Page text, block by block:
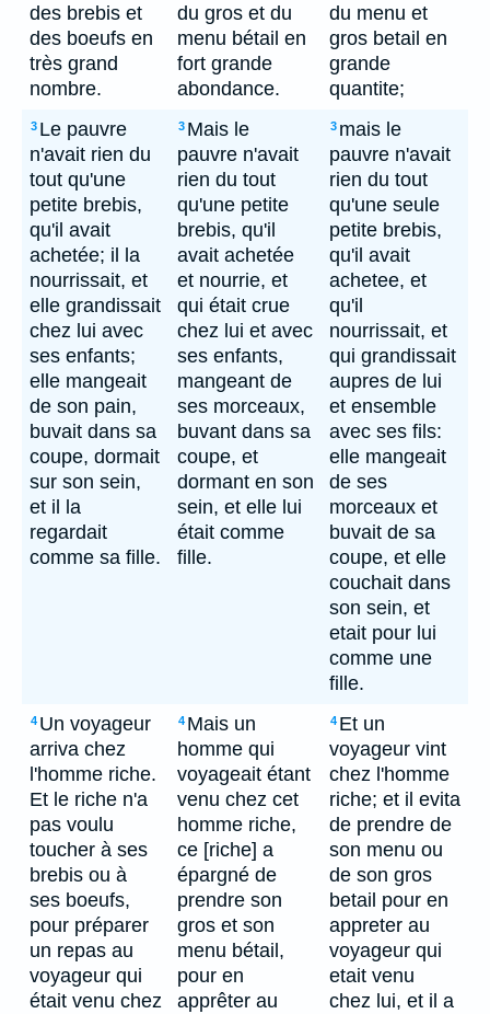
des brebis et
des boeufs en
très grand
nombre.
du gros et du
menu bétail en
fort grande
abondance.
du menu et
gros betail en
grande
quantite;
3 Le pauvre
n'avait rien du
tout qu'une
petite brebis,
qu'il avait
achetée; il la
nourrissait, et
elle grandissait
chez lui avec
ses enfants;
elle mangeait
de son pain,
buvait dans sa
coupe, dormait
sur son sein,
et il la
regardait
comme sa fille.
3 Mais le
pauvre n'avait
rien du tout
qu'une petite
brebis, qu'il
avait achetée
et nourrie, et
qui était crue
chez lui et avec
ses enfants,
mangeant de
ses morceaux,
buvant dans sa
coupe, et
dormant en son
sein, et elle lui
était comme
fille.
3 mais le
pauvre n'avait
rien du tout
qu'une seule
petite brebis,
qu'il avait
achetee, et
qu'il
nourrissait, et
qui grandissait
aupres de lui
et ensemble
avec ses fils:
elle mangeait
de ses
morceaux et
buvait de sa
coupe, et elle
couchait dans
son sein, et
etait pour lui
comme une
fille.
4 Un voyageur
arriva chez
l'homme riche.
Et le riche n'a
pas voulu
toucher à ses
brebis ou à
ses boeufs,
pour préparer
un repas au
voyageur qui
était venu chez
4 Mais un
homme qui
voyageait étant
venu chez cet
homme riche,
ce [riche] a
épargné de
prendre son
gros et son
menu bétail,
pour en
apprêter au
4 Et un
voyageur vint
chez l'homme
riche; et il evita
de prendre de
son menu ou
de son gros
betail pour en
appreter au
voyageur qui
etait venu
chez lui, et il a